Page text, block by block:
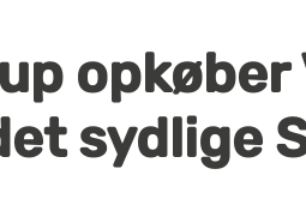
sydlige